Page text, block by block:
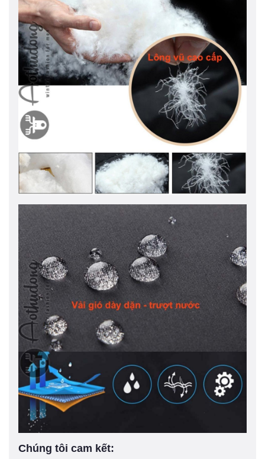
Chúng tôi cam kết: